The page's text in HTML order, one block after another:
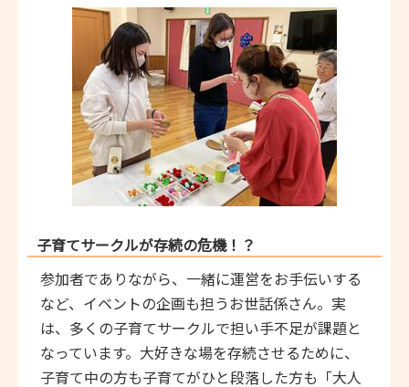
子育てサークルが存続の危機！？
参加者でありながら、一緒に運営をお手伝いする
など、イベントの企画も担うお世話係さん。実
は、多くの子育てサークルで担い手不足が課題と
なっています。大好きな場を存続させるために、
子育て中の方も子育てがひと段落した方も「大人